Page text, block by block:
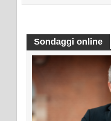
Sondaggi online